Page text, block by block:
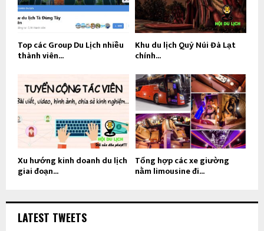
Top các Group Du Lịch nhiều
thành viên...
Khu du lịch Quỷ Núi Đà Lạt
chính...
Xu hướng kinh doanh du lịch
giai đoạn...
Tổng hợp các xe giường
nằm limousine đi...
LATEST TWEETS